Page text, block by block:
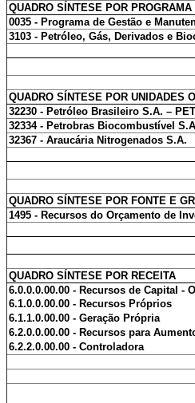
QUADRO SÍNTESE POR PROGRAMA
0035 - Programa de Gestão e
3103 - Petróleo, Gás, Derivados e
QUADRO SÍNTESE POR UNIDADES
32230 - Petróleo Brasileiro S.A. –
32334 - Petrobras Biocombustível
32367 - Araucária Nitrogenados S.A.
QUADRO SÍNTESE POR FONTE E
1495 - Recursos do Orçamento de
QUADRO SÍNTESE POR RECEITA
6.0.0.0.00.00 - Recursos de Capital -
6.1.0.0.00.00 - Recursos Próprios
6.1.1.0.00.00 - Geração Própria
6.2.0.0.00.00 - Recursos para
6.2.2.0.00.00 - Controladora